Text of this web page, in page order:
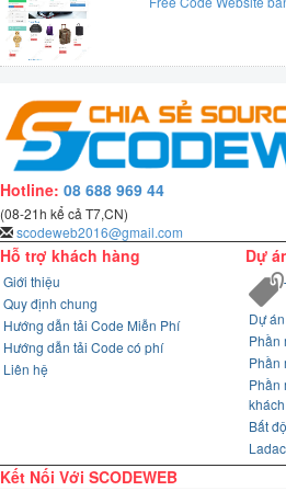
Bởi:Đặng Hưng Lúc: 2023-05-10
Giải pháp source Free Source code web
logic rõ ràng, cho dự án thực tế, khá tiện lợi!
Bởi:Quang Hưng Phạm
Mã nguồn Free Source code web PHP
đúng nhu cầu, cho dev, nên dùng.
Free Source code web PHP bất động sản Đà
Bởi:xuantruong Lúc: 2023-05-04
Hệ thống Free Source code web PHP bất
đúng nhu cầu, cho dự án thực tế, khá tiện
Free Source code web PHP bất động sản Đà
Bởi: Đặng Quang Khải ツ (WrxsLord ?)
Giải pháp mã Free Source code web
khai, khi triển khai nhanh, đúng như
Free Source code web PHP bất động sản Đà
Lúc: 2023-04-24
Ứng dụng mã Free Source code web
giúp tiết kiệm thời gian, cho dev, nên
Free Source code web PHP bất động sản Đà
Bởi:văn vinh Lúc: 2023-04-11 10:22:55
Hotline: 08 688 969 44
(08-21h kể cả T7,CN)
scodeweb2016@gmail.com
Hỗ trợ khách hàng
Giới thiệu
Quy định chung
Hướng dẫn tải Code Miễn Phí
Hướng dẫn tải Code có phí
Liên hệ
Dự
Dự
Phần
Phần
Phần
Bất
Kết Nối Với SCODEWEB